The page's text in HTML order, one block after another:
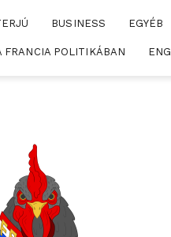
BUSINESS EGYÉB
FRANCIA POLITIKÁBAN